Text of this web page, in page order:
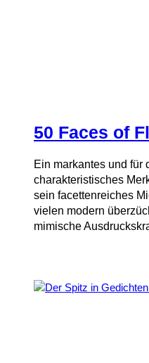
50 Faces of
Ein markantes und für
charakteristisches
sein facettenreiches
vielen modern
mimische